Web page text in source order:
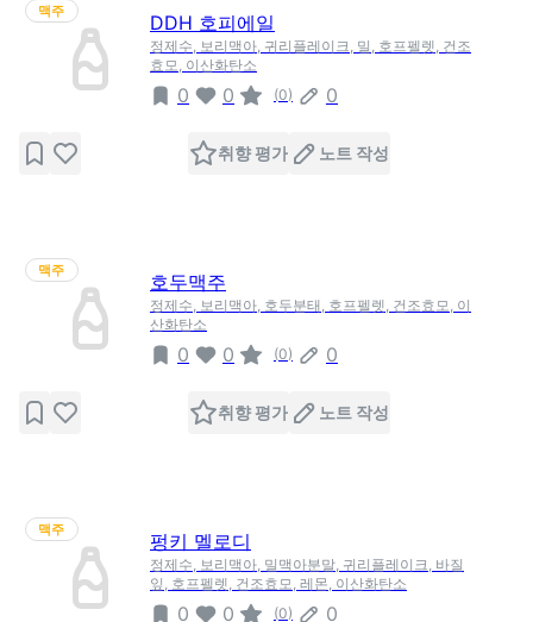
맥주
DDH 호피에일
정제수, 보리맥아, 귀리플레이크, 밀, 호프펠렛, 건조
효모, 이산화탄소
0 0 (0) 0
취향 평가 노트 작성
맥주
호두맥주
정제수, 보리맥아, 호두분태, 호프펠렛, 건조효모, 이
산화탄소
0 0 (0) 0
취향 평가 노트 작성
맥주
펑키 멜로디
정제수, 보리맥아, 밀맥아분말, 귀리플레이크, 바질
잎, 호프펠렛, 건조효모, 레몬, 이산화탄소
0 0 (0) 0